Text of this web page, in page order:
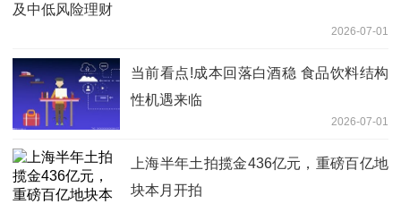
及中低风险理财
2026-07-01
当前看点!成本回落白酒稳 食品饮料结构
性机遇来临
2026-07-01
上海半年土拍揽金436亿元，重磅百亿地
块本月开拍